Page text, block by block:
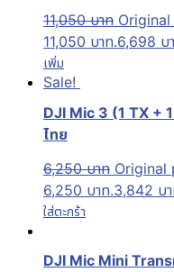
11,050บาท
11,050 บาท.6,698 บ
เพิ่ม
Sale!
DJI Mic 3 (1 TX +
ไทย
6,250บาท Original
6,250 บาท.3,842 บ
ใส่ตะกร้า
DJI Mic Mini